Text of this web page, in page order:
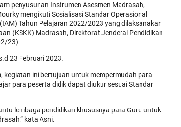
penyusunan Instrumen Asesmen Madrasah,
mengikuti Sosialisasi Standar Operasional
Tahun Pelajaran 2022/2023 yang dilaksanakan
(KSKK) Madrasah, Direktorat Jenderal Pendidikan
23)
23 Februari 2023.
kegiatan ini bertujuan untuk mempermudah para
para peserta didik dapat diukur sesuai Standar
lembaga pendidikan khususnya para Guru untuk
kata Asni.